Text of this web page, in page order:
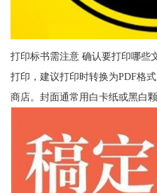
打印标书需注意 确认要打印哪些
打印，建议打印时转换为PDF格
商店。封面通常用白卡纸或黑白颗